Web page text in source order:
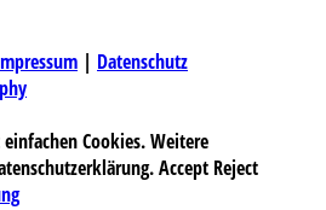
| Datenschutz
Cookies. Weitere
Accept Reject